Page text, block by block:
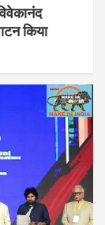
किया